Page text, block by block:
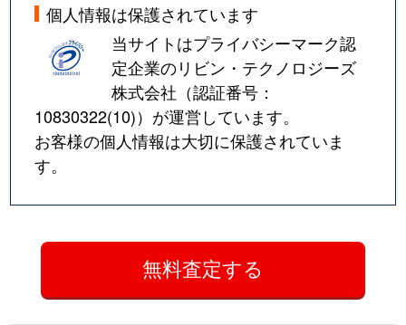
個人情報は保護されています
当サイトはプライバシーマーク認
定企業のリビン・テクノロジーズ
株式会社（認証番号：
10830322(10)）が運営しています。
お客様の個人情報は大切に保護されていま
す。